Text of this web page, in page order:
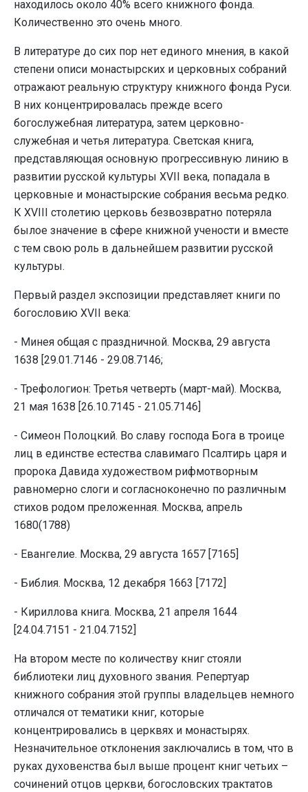
находилось около 40% всего книжного фонда.
Количественно это очень много.
В литературе до сих пор нет единого мнения, в какой
степени описи монастырских и церковных собраний
отражают реальную структуру книжного фонда Руси.
В них концентрировалась прежде всего
богослужебная литература, затем церковно-
служебная и четья литература. Светская книга,
представляющая основную прогрессивную линию в
развитии русской культуры XVII века, попадала в
церковные и монастырские собрания весьма редко.
К XVIII столетию церковь безвозвратно потеряла
былое значение в сфере книжной учености и вместе
с тем свою роль в дальнейшем развитии русской
культуры.
Первый раздел экспозиции представляет книги по
богословию XVII века:
- Минея общая с праздничной. Москва, 29 августа
1638 [29.01.7146 - 29.08.7146;
- Трефологион: Третья четверть (март-май). Москва,
21 мая 1638 [26.10.7145 - 21.05.7146]
- Симеон Полоцкий. Во славу господа Бога в троице
лиц в единстве естества славимаго Псалтирь царя и
пророка Давида художеством рифмотворным
равномерно слоги и согласноконечно по различным
стихов родом преложенная. Москва, апрель
1680(1788)
- Евангелие. Москва, 29 августа 1657 [7165]
- Библия. Москва, 12 декабря 1663 [7172]
- Кириллова книга. Москва, 21 апреля 1644
[24.04.7151 - 21.04.7152]
На втором месте по количеству книг стояли
библиотеки лиц духовного звания. Репертуар
книжного собрания этой группы владельцев немного
отличался от тематики книг, которые
концентрировались в церквях и монастырях.
Незначительное отклонения заключались в том, что в
руках духовенства был выше процент книг четьих –
сочинений отцов церкви, богословских трактатов